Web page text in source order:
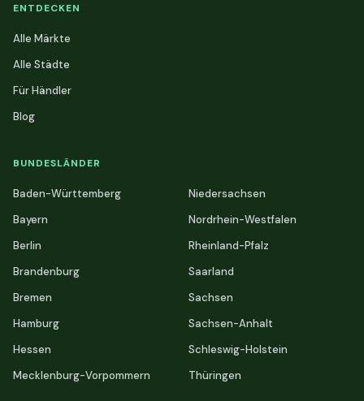
ENTDECKEN
Alle Märkte
Alle Städte
Für Händler
Blog
BUNDESLÄNDER
Baden-Württemberg
Bayern
Berlin
Brandenburg
Bremen
Hamburg
Hessen
Mecklenburg-Vorpommern
Niedersachsen
Nordrhein-Westfalen
Rheinland-Pfalz
Saarland
Sachsen
Sachsen-Anhalt
Schleswig-Holstein
Thüringen